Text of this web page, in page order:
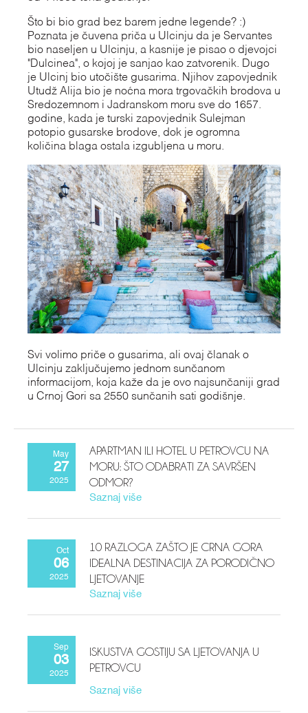
Što bi bio grad bez barem jedne legende? :)
Poznata je čuvena priča u Ulcinju da je Servantes
bio naseljen u Ulcinju, a kasnije je pisao o djevojci
"Dulcinea", o kojoj je sanjao kao zatvorenik. Dugo
je Ulcinj bio utočište gusarima. Njihov zapovjednik
Utudž Alija bio je noćna mora trgovačkih brodova u
Sredozemnom i Jadranskom moru sve do 1657.
godine, kada je turski zapovjednik Sulejman
potopio gusarske brodove, dok je ogromna
količina blaga ostala izgubljena u moru.
Svi volimo priče o gusarima, ali ovaj članak o
Ulcinju zaključujemo jednom sunčanom
informacijom, koja kaže da je ovo najsunčaniji grad
u Crnoj Gori sa 2550 sunčanih sati godišnje.
May
27
2025
APARTMAN ILI HOTEL U PETROVCU NA
MORU: ŠTO ODABRATI ZA SAVRŠEN
ODMOR?
Saznaj više
Oct
06
2025
10 RAZLOGA ZAŠTO JE CRNA GORA
IDEALNA DESTINACIJA ZA PORODIČNO
LJETOVANJE
Saznaj više
Sep
03
2025
ISKUSTVA GOSTIJU SA LJETOVANJA U
PETROVCU
Saznaj više